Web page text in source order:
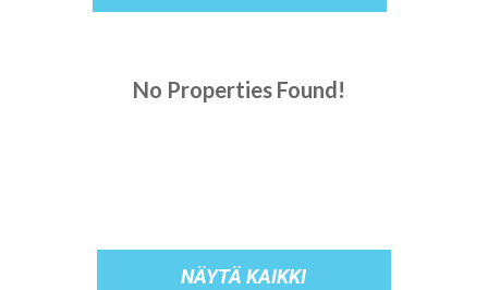
No Properties Found!
NÄYTÄ KAIKKI